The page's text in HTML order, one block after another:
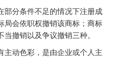
部分条件不足的情况下注册成
局会依职权撤销该商标；商标
撤销以及争议撤销三种。
主动色彩，是由企业或个人主